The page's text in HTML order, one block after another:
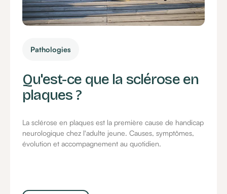
Pathologies
Qu'est-ce que la sclérose en
plaques ?
La sclérose en plaques est la première cause de handicap
neurologique chez l'adulte jeune. Causes, symptômes,
évolution et accompagnement au quotidien.